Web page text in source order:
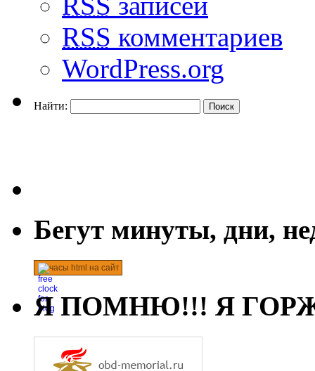
RSS комментариев
WordPress.org
Найти:
Бегут минуты, дни,
часы html на сайт
Я ПОМНЮ!!! Я